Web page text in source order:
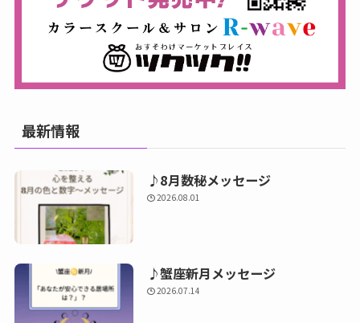
最新情報
♪8月数秘メッセージ
2026.08.01
♪蟹座新月メッセージ
2026.07.14